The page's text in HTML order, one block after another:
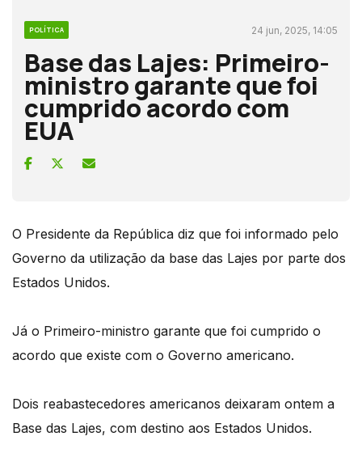
POLÍTICA 24 jun, 2025, 14:05
Base das Lajes: Primeiro-
ministro garante que foi
cumprido acordo com
EUA
O Presidente da República diz que foi informado pelo
Governo da utilização da base das Lajes por parte dos
Estados Unidos.
Já o Primeiro-ministro garante que foi cumprido o
acordo que existe com o Governo americano.
Dois reabastecedores americanos deixaram ontem a
Base das Lajes, com destino aos Estados Unidos.